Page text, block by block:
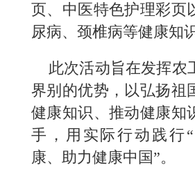
页、中医特色护理彩页
尿病、颈椎病等健康知
此次活动旨在发挥农
界别的优势，以弘扬祖
健康知识、推动健康知
手，用实际行动践行
康、助力健康中国”。